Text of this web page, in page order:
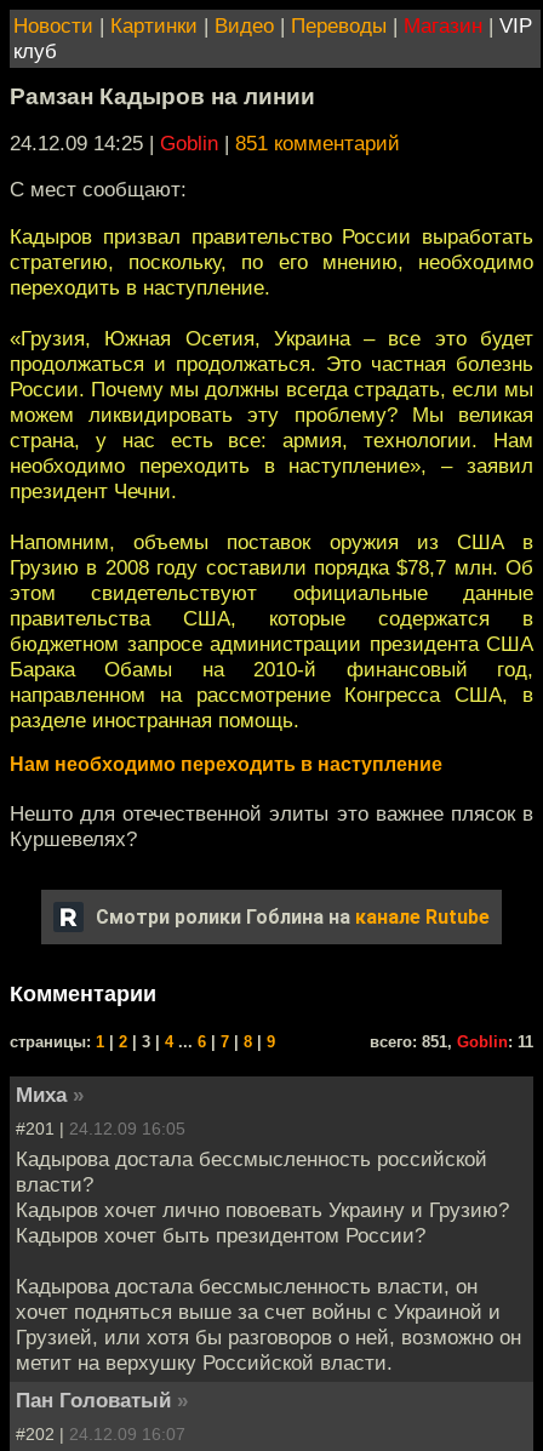
Новости | Картинки | Видео | Переводы | Магазин | VIP
клуб
Рамзан Кадыров на линии
24.12.09 14:25 | Goblin | 851 комментарий
С мест сообщают:
Кадыров призвал правительство России выработать
стратегию, поскольку, по его мнению, необходимо
переходить в наступление.
«Грузия, Южная Осетия, Украина – все это будет
продолжаться и продолжаться. Это частная болезнь
России. Почему мы должны всегда страдать, если мы
можем ликвидировать эту проблему? Мы великая
страна, у нас есть все: армия, технологии. Нам
необходимо переходить в наступление», – заявил
президент Чечни.
Напомним, объемы поставок оружия из США в
Грузию в 2008 году составили порядка $78,7 млн. Об
этом свидетельствуют официальные данные
правительства США, которые содержатся в
бюджетном запросе администрации президента США
Барака Обамы на 2010-й финансовый год,
направленном на рассмотрение Конгресса США, в
разделе иностранная помощь.
Нам необходимо переходить в наступление
Нешто для отечественной элиты это важнее плясок в
Куршевелях?
Смотри ролики Гоблина на канале Rutube
Комментарии
cтраницы: 1 2 | 3 | 4... 6 7 8 9 всего: 851, Goblin: 11
Миха »
#201 | 24.12.09 16:05
Кадырова достала бессмысленность российской
власти?
Кадыров хочет лично повоевать Украину и Грузию?
Кадыров хочет быть президентом России?
Кадырова достала бессмысленность власти, он
хочет подняться выше за счет войны с Украиной и
Грузией, или хотя бы разговоров о ней, возможно он
метит на верхушку Российской власти.
Пан Головатый »
#202 | 24.12.09 16:07